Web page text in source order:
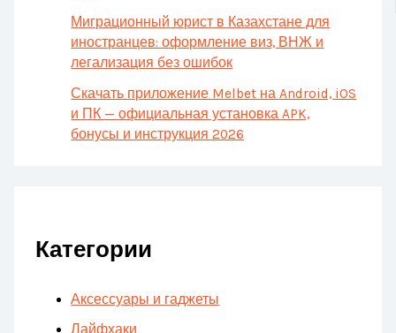
Миграционный юрист в Казахстане для
иностранцев: оформление виз, ВНЖ и
легализация без ошибок
Скачать приложение Melbet на Android, iOS
и ПК — официальная установка APK,
бонусы и инструкция 2026
Категории
Аксессуары и гаджеты
Лайфхаки